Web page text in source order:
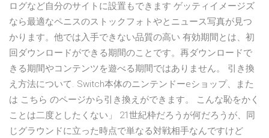
ログなど自分のサイトに設置もできます ゲッティイメージズ
なら最適なペニスのストックフォトやとニュース写真が見つ
かります。他では入手できない品質の高い 有効期間とは、初
回ダウンロードができる期間のことです。再ダウンロードで
きる期間やコンテンツを遊べる期間ではありません。 引き換
え方法について. Switch本体のニンテンドーeショップ、また
は こちら のページから引き換えができます。 こんな恥をかく
ことは二度としたくない」 21世紀枠だろうが何だろうが、同
じグラウンドに立った時点で単なる対戦相手なんですけど